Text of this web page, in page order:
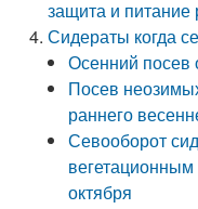
защита и питание
Сидераты когда
Осенний посев
Посев
раннего
Севооборот
октября